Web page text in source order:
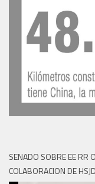
SENADO SOBRE EE RR
COLABORACION DE